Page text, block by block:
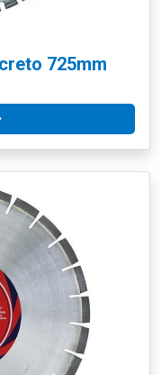
725mm